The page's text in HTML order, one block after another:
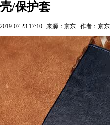
壳/保护套
2019-07-23 17:10 来源：京东 作者：京东